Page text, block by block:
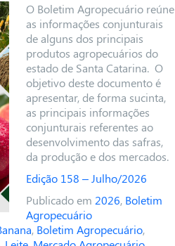
O Boletim Agropecuário reúne
as informações conjunturais
de alguns dos principais
produtos agropecuários do
estado de Santa Catarina. O
objetivo deste documento é
apresentar, de forma sucinta,
as principais informações
conjunturais referentes ao
desenvolvimento das safras,
da produção e dos mercados.
Edição 158 – Julho/2026
Publicado em 2026, Boletim
Agropecuário
, Boletim Agropecuário,